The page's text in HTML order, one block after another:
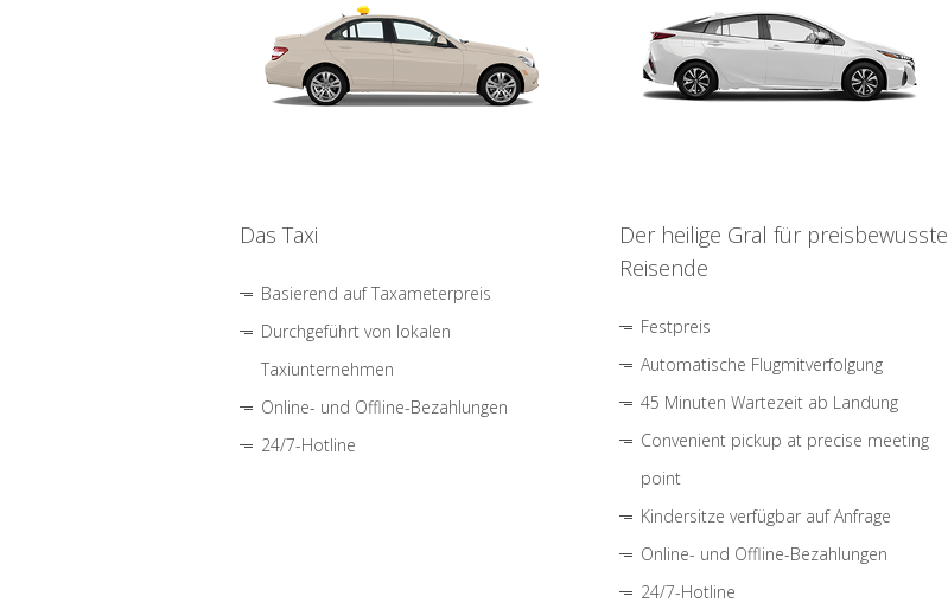
Das Taxi
Basierend auf Taxameterpreis
Durchgeführt von lokalen
Taxiunternehmen
Online- und Offline-Bezahlungen
24/7-Hotline
Der heilige Gral für preisbewusste
Reisende
Festpreis
Automatische Flugmitverfolgung
45 Minuten Wartezeit ab Landung
Convenient pickup at precise meeting
point
Kindersitze verfügbar auf Anfrage
Online- und Offline-Bezahlungen
24/7-Hotline